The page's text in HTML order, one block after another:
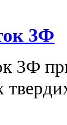
3Ф
3Ф